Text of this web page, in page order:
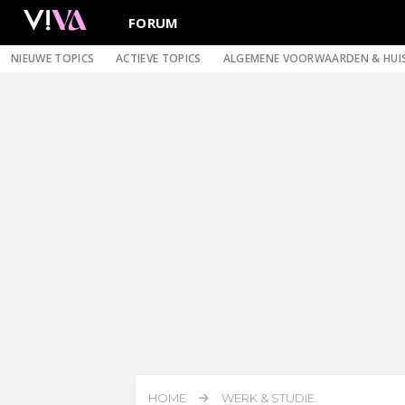
FORUM
NIEUWE TOPICS ACTIEVE TOPICS ALGEMENE VOORWAARDEN &
HOME WERK & STUDIE